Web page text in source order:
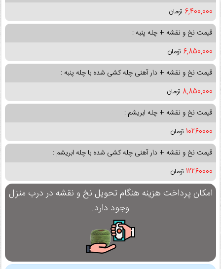
6,400,000 تومان
قیمت نخ و نقشه + چله پنبه :
6,850,000 تومان
قیمت نخ و نقشه + دار آهنی چله کشی شده با چله پنبه :
8,850,000 تومان
قیمت نخ و نقشه + چله ابریشم :
10260000 تومان
قیمت نخ و نقشه + دار آهنی چله کشی شده با چله ابریشم :
12260000 تومان
امکان پرداخت هزینه هنگام تحویل نخ و نقشه در درب منزل
وجود دارد.